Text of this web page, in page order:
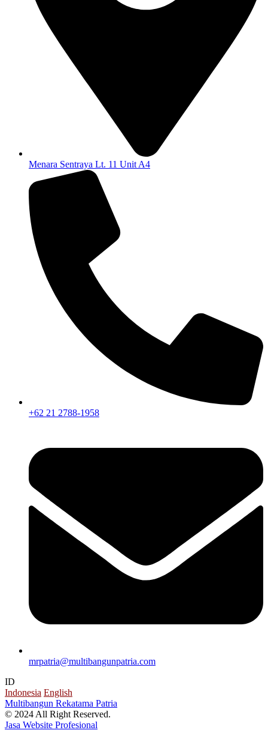
Menara Sentraya Lt. 11 Unit A4
+62 21 2788-1958
mrpatria@multibangunpatria.com
ID
Indonesia English
Multibangun Rekatama Patria
© 2024 All Right Reserved.
Jasa Website Profesional